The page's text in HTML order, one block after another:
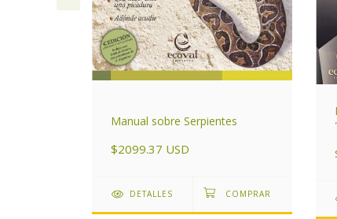
Manual sobre Serpientes
$2099.37 USD
DETALLES